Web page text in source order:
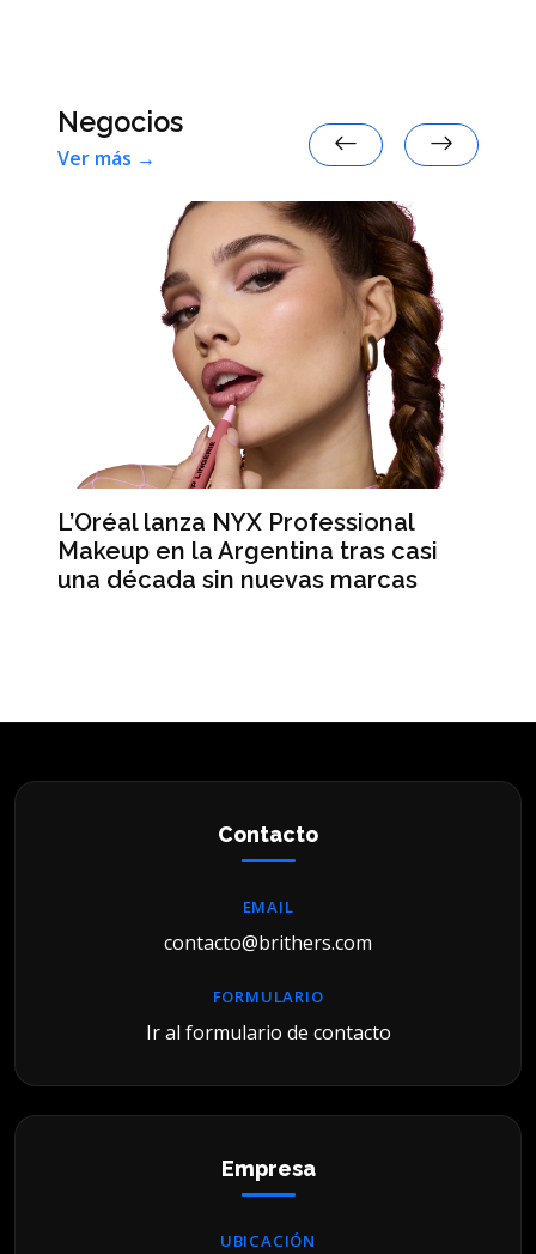
Negocios
Ver más →
L’Oréal lanza NYX Professional
Makeup en la Argentina tras casi
una década sin nuevas marcas
Contacto
EMAIL
contacto@brithers.com
FORMULARIO
Ir al formulario de contacto
Empresa
UBICACIÓN